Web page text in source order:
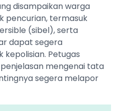
disampaikan warga
pencurian, termasuk
(sibel), serta
dapat segera
kepolisian. Petugas
mengenai tata
segera melapor